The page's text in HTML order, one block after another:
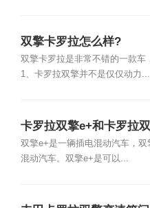
双擎卡罗拉怎么样?
双擎卡罗拉是非常不错的一款车
1、卡罗拉双擎并不是仅仅动力...
卡罗拉双擎e+和卡罗拉
处
双擎e+是一辆插电混动汽车，双
混动汽车。双擎e+是可以...